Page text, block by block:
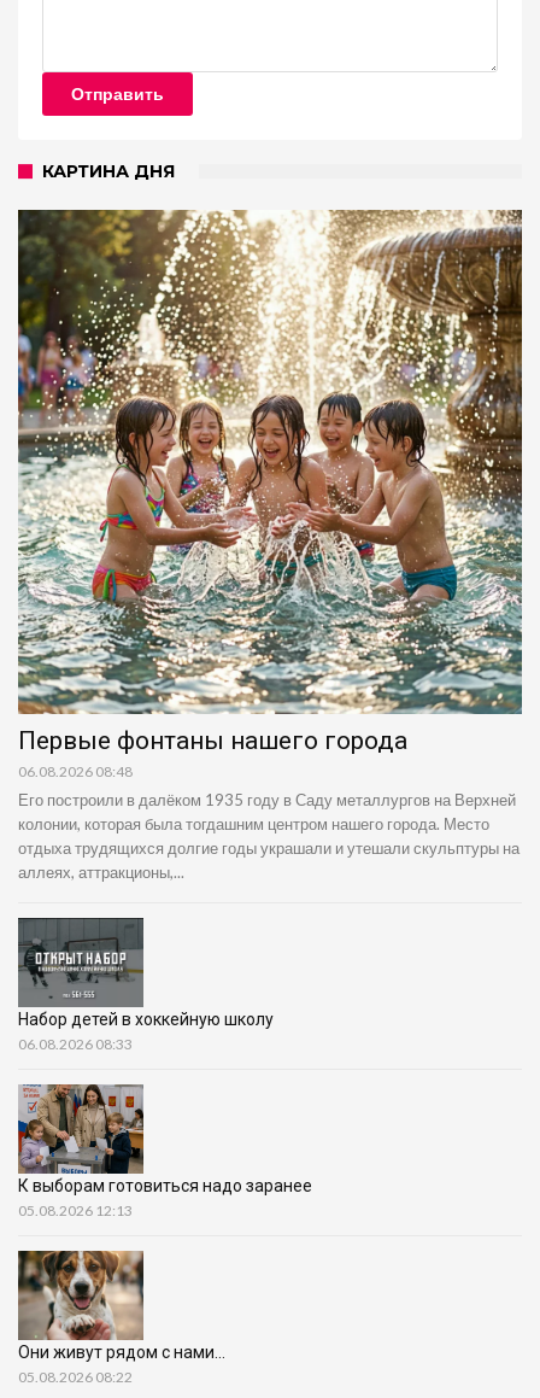
Отправить
КАРТИНА ДНЯ
Первые фонтаны нашего города
06.08.2026 08:48
Его построили в далёком 1935 году в Саду металлургов на Верхней
колонии, которая была тогдашним центром нашего города. Место
отдыха трудящихся долгие годы украшали и утешали скульптуры на
аллеях, аттракционы,...
Набор детей в хоккейную школу
06.08.2026 08:33
К выборам готовиться надо заранее
05.08.2026 12:13
Они живут рядом с нами…
05.08.2026 08:22